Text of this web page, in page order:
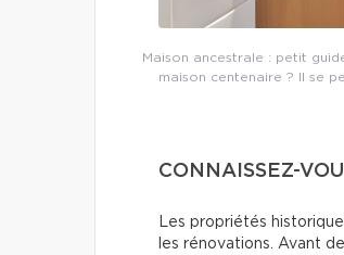
Maison ancestrale : petit
maison centenaire ? Il se
CONNAISSEZ-
Les propriétés
les rénovations. Avant